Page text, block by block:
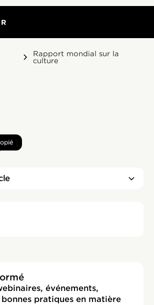
Rapport mondial sur la
culture
événements,
pratiques en matière